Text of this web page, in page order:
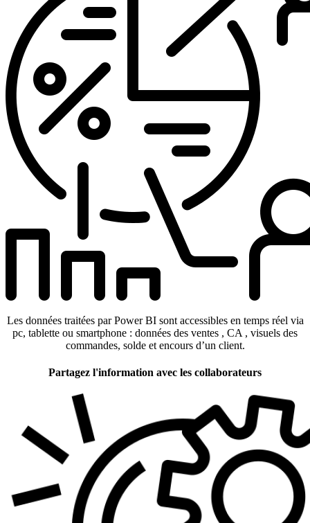
Les données traitées par Power BI sont accessibles en temps réel via
pc, tablette ou smartphone : données des ventes , CA , visuels des
commandes, solde et encours d’un client.
Partagez l'information avec les collaborateurs